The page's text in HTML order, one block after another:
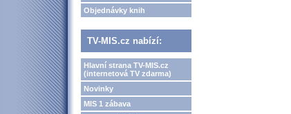
Objednávky knih
TV-MIS.cz nabízí:
Hlavní strana TV-MIS.cz
(internetová TV zdarma)
Novinky
MIS 1 zábava